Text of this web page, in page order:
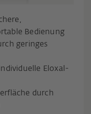
Bedienung
geringes
Eloxal-
durch